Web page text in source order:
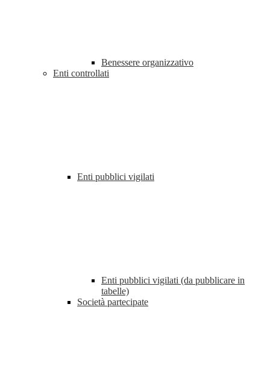
Benessere organizzativo
Enti controllati
Enti pubblici vigilati
Enti pubblici vigilati (da pubblicare in
tabelle)
Società partecipate